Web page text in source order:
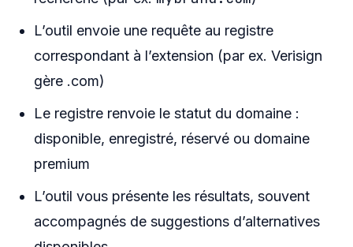
L’outil envoie une requête au registre
correspondant à l’extension (par ex. Verisign
gère .com)
Le registre renvoie le statut du domaine :
disponible, enregistré, réservé ou domaine
premium
L’outil vous présente les résultats, souvent
accompagnés de suggestions d’alternatives